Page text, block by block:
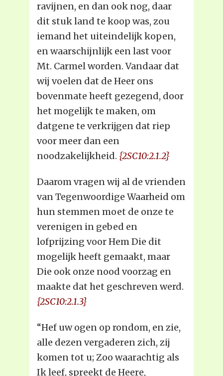
ravijnen, en dan ook nog, daar
dit stuk land te koop was, zou
iemand het uiteindelijk kopen,
en waarschijnlijk een last voor
Mt. Carmel worden. Vandaar dat
wij voelen dat de Heer ons
bovenmate heeft gezegend, door
het mogelijk te maken, om
datgene te verkrijgen dat riep
voor meer dan een
noodzakelijkheid. {2SC10:2.1.2}
Daarom vragen wij al de vrienden
van Tegenwoordige Waarheid om
hun stemmen moet de onze te
verenigen in gebed en
lofprijzing voor Hem Die dit
mogelijk heeft gemaakt, maar
Die ook onze nood voorzag en
maakte dat het geschreven werd.
{2SC10:2.1.3}
“Hef uw ogen op rondom, en zie,
alle dezen vergaderen zich, zij
komen tot u; Zoo waarachtig als
Ik leef, spreekt de Heere,